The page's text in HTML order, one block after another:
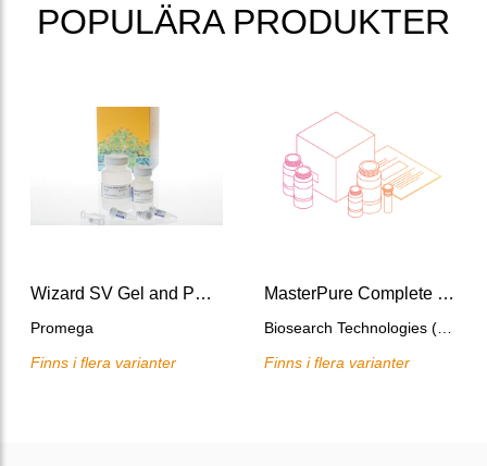
POPULÄRA PRODUKTER
Wizard SV Gel and PCR Clean-Up System
Promega
Finns i flera varianter
MasterPure Complete DNA & RNA purification kit
Finns i flera varianter